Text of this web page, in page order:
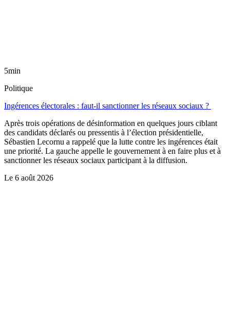
5min
Politique
Ingérences électorales : faut-il sanctionner les réseaux sociaux ?
Après trois opérations de désinformation en quelques jours ciblant
des candidats déclarés ou pressentis à l’élection présidentielle,
Sébastien Lecornu a rappelé que la lutte contre les ingérences était
une priorité. La gauche appelle le gouvernement à en faire plus et à
sanctionner les réseaux sociaux participant à la diffusion.
Le 6 août 2026